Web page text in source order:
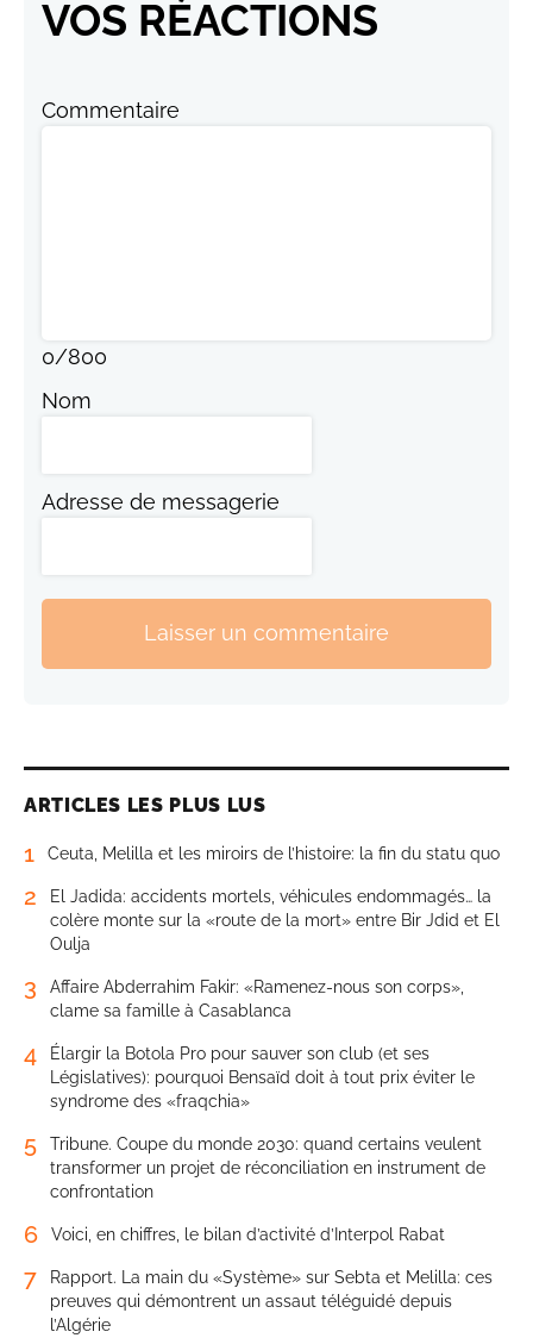
VOS RÉACTIONS
Commentaire
0/800
Nom
Adresse de messagerie
Laisser un commentaire
ARTICLES LES PLUS LUS
1 Ceuta, Melilla et les miroirs de l’histoire: la fin du statu quo
2
El Jadida: accidents mortels, véhicules endommagés… la
colère monte sur la «route de la mort» entre Bir Jdid et El
Oulja
3
Affaire Abderrahim Fakir: «Ramenez-nous son corps»,
clame sa famille à Casablanca
4
Élargir la Botola Pro pour sauver son club (et ses
Législatives): pourquoi Bensaïd doit à tout prix éviter le
syndrome des «fraqchia»
5
Tribune. Coupe du monde 2030: quand certains veulent
transformer un projet de réconciliation en instrument de
confrontation
6 Voici, en chiffres, le bilan d’activité d’Interpol Rabat
7
Rapport. La main du «Système» sur Sebta et Melilla: ces
preuves qui démontrent un assaut téléguidé depuis
l’Algérie